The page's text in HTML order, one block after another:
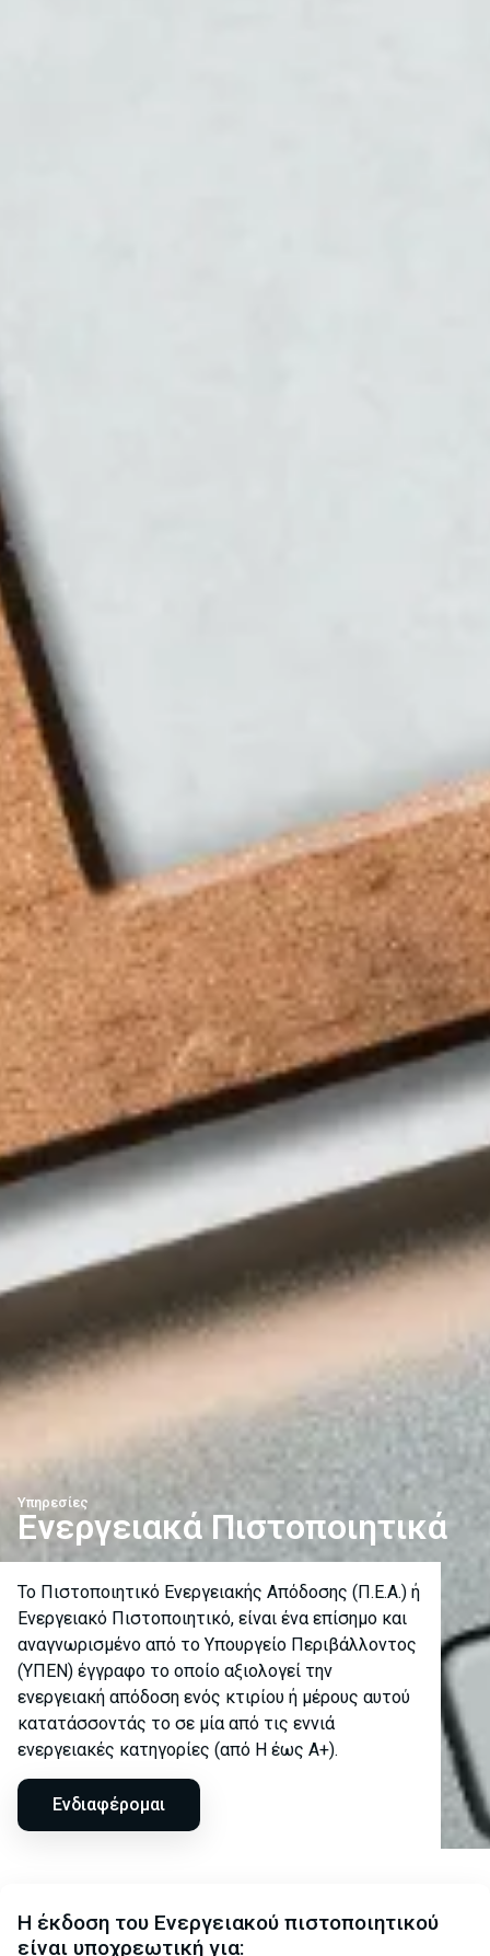
Υπηρεσίες
Ενεργειακά Πιστοποιητικά
Το Πιστοποιητικό Ενεργειακής Απόδοσης (Π.Ε.Α.) ή
Ενεργειακό Πιστοποιητικό, είναι ένα επίσημο και
αναγνωρισμένο από το Υπουργείο Περιβάλλοντος
(ΥΠΕΝ) έγγραφο το οποίο αξιολογεί την
ενεργειακή απόδοση ενός κτιρίου ή μέρους αυτού
κατατάσσοντάς το σε μία από τις εννιά
ενεργειακές κατηγορίες (από Η έως Α+).
Ενδιαφέρομαι
Η έκδοση του Ενεργειακού πιστοποιητικού
είναι υποχρεωτική για: